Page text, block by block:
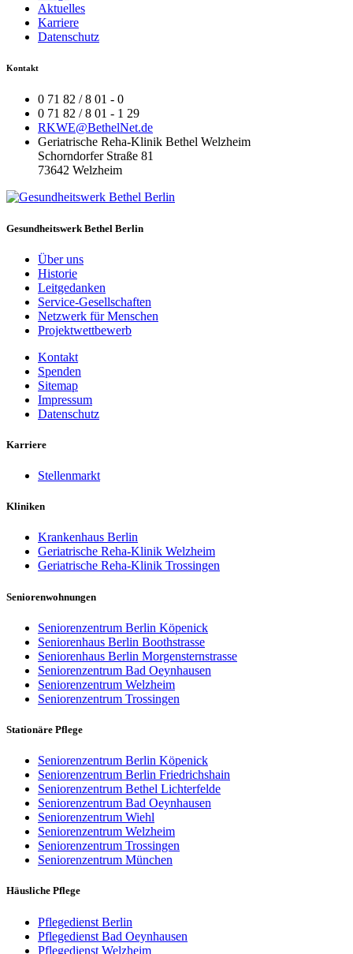
Aktuelles
Karriere
Datenschutz
Kontakt
0 71 82 / 8 01 - 0
0 71 82 / 8 01 - 1 29
RKWE@BethelNet.de
Geriatrische Reha-Klinik Bethel Welzheim
Schorndorfer Straße 81
73642 Welzheim
Gesundheitswerk Bethel Berlin
Über uns
Historie
Leitgedanken
Service-Gesellschaften
Netzwerk für Menschen
Projektwettbewerb
Kontakt
Spenden
Sitemap
Impressum
Datenschutz
Karriere
Stellenmarkt
Kliniken
Krankenhaus Berlin
Geriatrische Reha-Klinik Welzheim
Geriatrische Reha-Klinik Trossingen
Seniorenwohnungen
Seniorenzentrum Berlin Köpenick
Seniorenhaus Berlin Boothstrasse
Seniorenhaus Berlin Morgensternstrasse
Seniorenzentrum Bad Oeynhausen
Seniorenzentrum Welzheim
Seniorenzentrum Trossingen
Stationäre Pflege
Seniorenzentrum Berlin Köpenick
Seniorenzentrum Berlin Friedrichshain
Seniorenzentrum Bethel Lichterfelde
Seniorenzentrum Bad Oeynhausen
Seniorenzentrum Wiehl
Seniorenzentrum Welzheim
Seniorenzentrum Trossingen
Seniorenzentrum München
Häusliche Pflege
Pflegedienst Berlin
Pflegedienst Bad Oeynhausen
Pflegedienst Welzheim